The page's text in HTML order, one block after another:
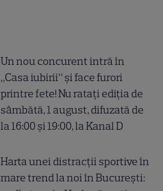
Un nou concurent intră în
„Casa iubirii” și face furori
printre fete! Nu ratați ediția de
sâmbătă, 1 august, difuzată de
la 16:00 și 19:00, la Kanal D
Harta unei distracții sportive în
mare trend la noi în București: